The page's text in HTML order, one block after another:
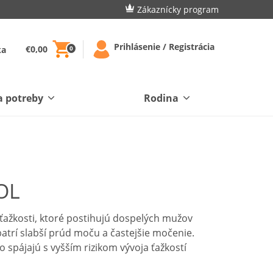
Zákaznícky program
€0,00 0 Prihlásenie / Registrácia
potreby Rodina
ktoré postihujú dospelých mužov
slabší prúd moču a častejšie močenie.
spájajú s vyšším rizikom vývoja ťažkostí